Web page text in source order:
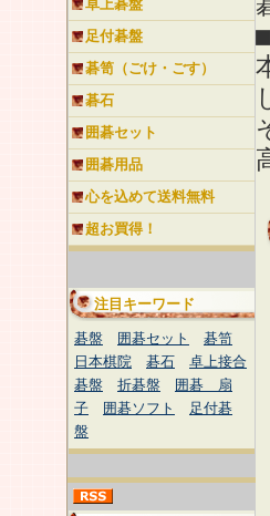
卓上碁盤
足付碁盤
碁笥（ごけ・ごす）
碁石
囲碁セット
囲碁用品
心を込めて送料無料
超お買得！
注目キーワード
碁盤 囲碁セット
碁笥
日本棋院
碁石
卓上接合
碁盤
折碁盤
囲碁 扇
子
囲碁ソフト
足付碁
盤